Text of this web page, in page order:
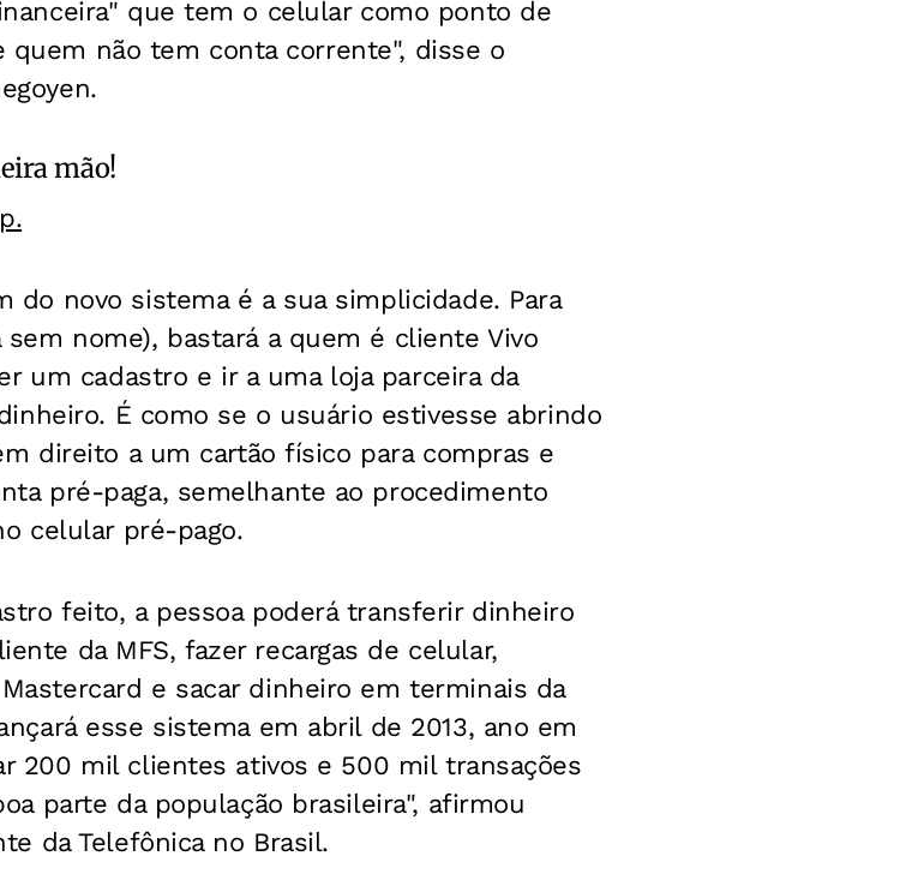
que tem o celular como ponto de
quem não tem conta corrente", disse o
mão!
do novo sistema é a sua simplicidade. Para
nome), bastará a quem é cliente Vivo
um cadastro e ir a uma loja parceira da
É como se o usuário estivesse abrindo
direito a um cartão físico para compras e
pré-paga, semelhante ao procedimento
celular pré-pago.
feito, a pessoa poderá transferir dinheiro
da MFS, fazer recargas de celular,
e sacar dinheiro em terminais da
esse sistema em abril de 2013, ano em
200 mil clientes ativos e 500 mil transações
parte da população brasileira", afirmou
da Telefônica no Brasil.